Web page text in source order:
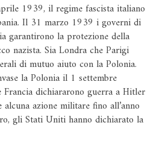
1939, il regime fascista italiano
Il 31 marzo 1939 i governi di
garantirono la protezione della
nazista. Sia Londra che Parigi
di mutuo aiuto con la Polonia.
la Polonia il 1 settembre
dichiararono guerra a Hitler
azione militare fino all’anno
gli Stati Uniti hanno dichiarato la